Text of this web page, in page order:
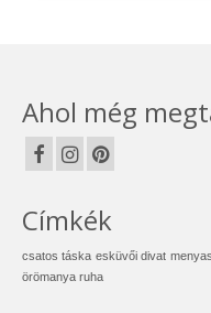
Ahol még
Címkék
csatos táska esküvői divat
örömanya ruha